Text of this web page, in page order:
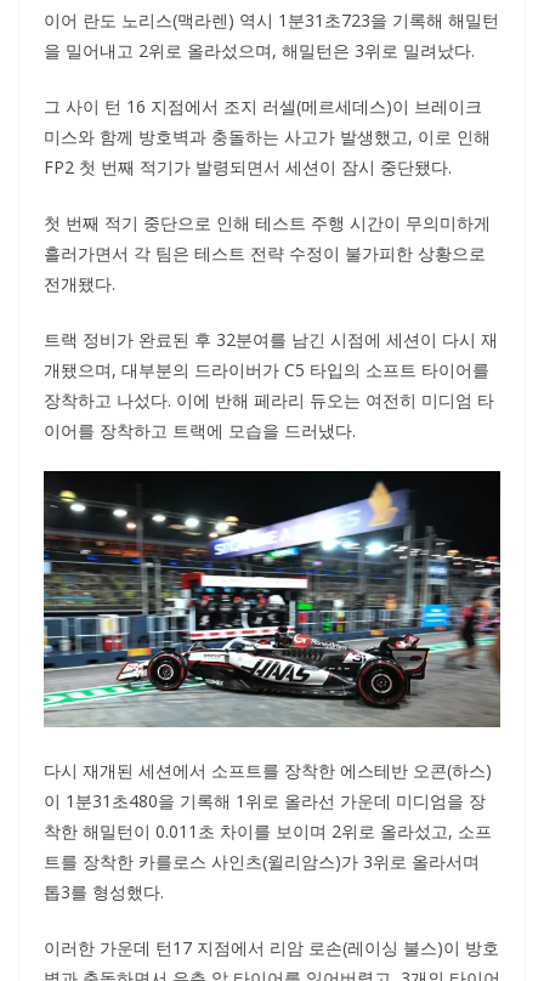
이어 란도 노리스(맥라렌) 역시 1분31초723을 기록해 해밀턴
을 밀어내고 2위로 올라섰으며, 해밀턴은 3위로 밀려났다.
그 사이 턴 16 지점에서 조지 러셀(메르세데스)이 브레이크
미스와 함께 방호벽과 충돌하는 사고가 발생했고, 이로 인해
FP2 첫 번째 적기가 발령되면서 세션이 잠시 중단됐다.
첫 번째 적기 중단으로 인해 테스트 주행 시간이 무의미하게
흘러가면서 각 팀은 테스트 전략 수정이 불가피한 상황으로
전개됐다.
트랙 정비가 완료된 후 32분여를 남긴 시점에 세션이 다시 재
개됐으며, 대부분의 드라이버가 C5 타입의 소프트 타이어를
장착하고 나섰다. 이에 반해 페라리 듀오는 여전히 미디엄 타
이어를 장착하고 트랙에 모습을 드러냈다.
다시 재개된 세션에서 소프트를 장착한 에스테반 오콘(하스)
이 1분31초480을 기록해 1위로 올라선 가운데 미디엄을 장
착한 해밀턴이 0.011초 차이를 보이며 2위로 올라섰고, 소프
트를 장착한 카를로스 사인츠(윌리암스)가 3위로 올라서며
톱3를 형성했다.
이러한 가운데 턴17 지점에서 리암 로손(레이싱 불스)이 방호